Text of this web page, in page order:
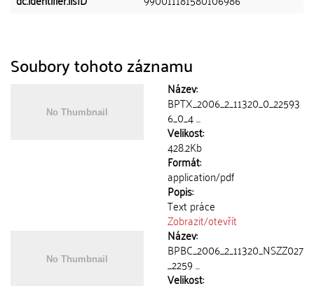
Soubory tohoto záznamu
Název:
BPTX_2006_2_11320_0_22593
6_0_4 ...
Velikost:
428.2Kb
Formát:
application/pdf
Popis:
Text práce
Zobrazit/otevřít
Název:
BPBC_2006_2_11320_NSZZ027
_2259 ...
Velikost: